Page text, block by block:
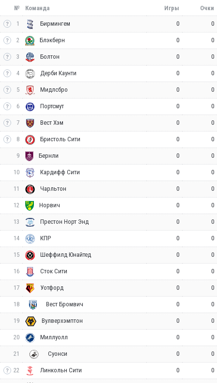
№ Команда Игры Очки
1 Бирмингем 0 0
2 Блэкберн 0 0
3 Болтон 0 0
4 Дерби Каунти 0 0
5 Мидлсбро 0 0
6 Портсмут 0 0
7 Вест Хэм 0 0
8 Бристоль Сити 0 0
9 Бернли 0 0
10 Кардифф Сити 0 0
11 Чарльтон 0 0
12 Норвич 0 0
13 Престон Норт Энд 0 0
14 КПР 0 0
15 Шеффилд Юнайтед 0 0
16 Сток Сити 0 0
17 Уотфорд 0 0
18 Вест Бромвич 0 0
19 Вулверхэмптон 0 0
20 Миллуолл 0 0
21 Суонси 0 0
22 Линкольн Сити 0 0